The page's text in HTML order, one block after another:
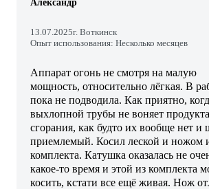
Александр
13.07.2025г. Воткинск
Опыт использования: Несколько месяцев
Аппарат огонь не смотря на малую
мощность, относительно лёгкая. В
пока не подводила. Как приятно,
выхлопной трубы не воняет
сгорания, как будто их вообще нет и
приемлемый. Косил леской и ножом
комплекта. Катушка оказалась не
какое-то время и этой из комплекта
косить, кстати все ещё живая. Нож